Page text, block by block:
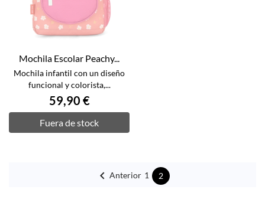
Mochila Escolar Peachy...
Mochila infantil con un diseño
funcional y colorista,...
59,90 €
Fuera de stock
 Anterior 1 2